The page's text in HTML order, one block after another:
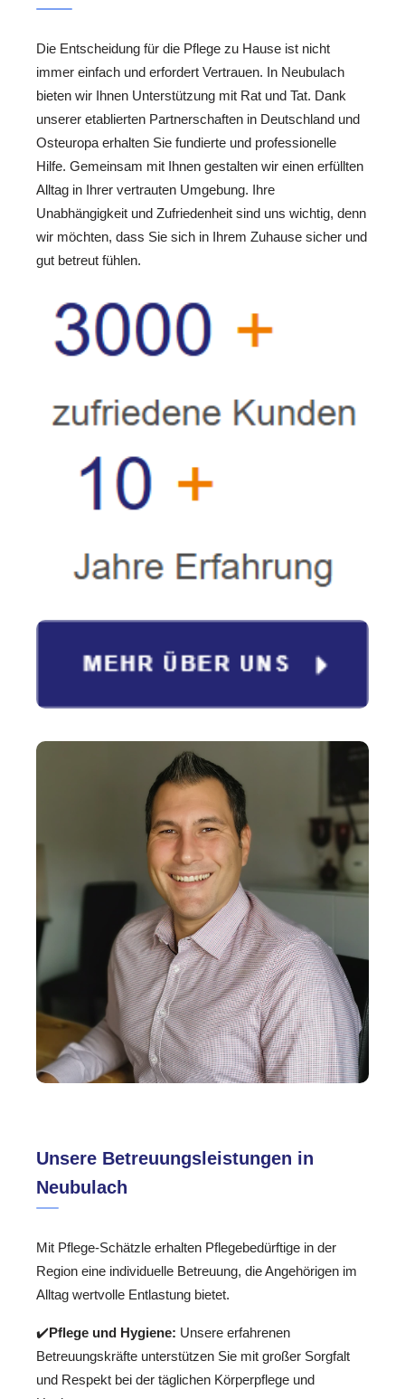
Die Entscheidung für die Pflege zu Hause ist nicht
immer einfach und erfordert Vertrauen. In Neubulach
bieten wir Ihnen Unterstützung mit Rat und Tat. Dank
unserer etablierten Partnerschaften in Deutschland und
Osteuropa erhalten Sie fundierte und professionelle
Hilfe. Gemeinsam mit Ihnen gestalten wir einen erfüllten
Alltag in Ihrer vertrauten Umgebung. Ihre
Unabhängigkeit und Zufriedenheit sind uns wichtig, denn
wir möchten, dass Sie sich in Ihrem Zuhause sicher und
gut betreut fühlen.
Unsere Betreuungsleistungen in
Neubulach
Mit Pflege-Schätzle erhalten Pflegebedürftige in der
Region eine individuelle Betreuung, die Angehörigen im
Alltag wertvolle Entlastung bietet.
✔️Pflege und Hygiene: Unsere erfahrenen
Betreuungskräfte unterstützen Sie mit großer Sorgfalt
und Respekt bei der täglichen Körperpflege und